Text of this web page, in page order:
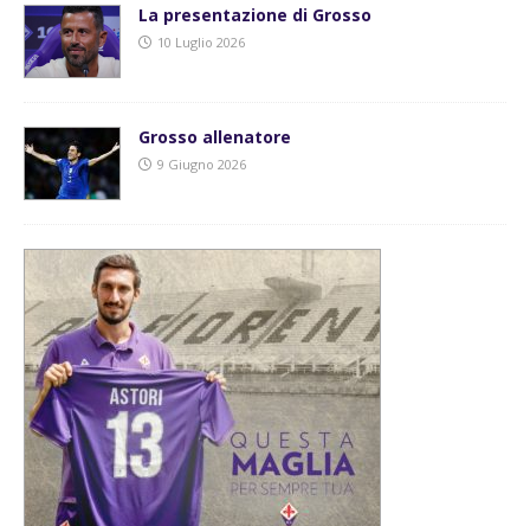
La presentazione di Grosso
10 Luglio 2026
Grosso allenatore
9 Giugno 2026